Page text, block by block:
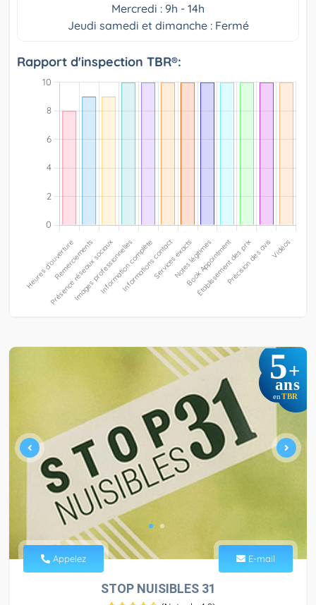
Mercredi : 9h - 14h
Jeudi samedi et dimanche : Fermé
Rapport d'inspection TBR®:
5+
ans
en TBR
Appelez E-mail
STOP NUISIBLES 31